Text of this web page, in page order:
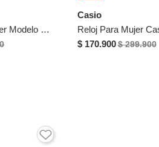
Reloj Tommy Hilfiger Modelo 1782833 Oro Rosa Mujer
Casio
$ 170.900$ 299.900